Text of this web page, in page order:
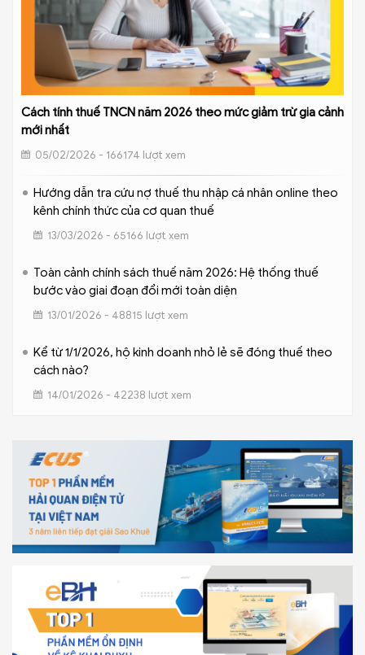
Cách tính thuế TNCN năm 2026 theo mức giảm trừ gia cảnh
mới nhất
05/02/2026 - 166174 lượt xem
Hướng dẫn tra cứu nợ thuế thu nhập cá nhân online theo
kênh chính thức của cơ quan thuế
13/03/2026 - 65166 lượt xem
Toàn cảnh chính sách thuế năm 2026: Hệ thống thuế
bước vào giai đoạn đổi mới toàn diện
13/01/2026 - 48815 lượt xem
Kể từ 1/1/2026, hộ kinh doanh nhỏ lẻ sẽ đóng thuế theo
cách nào?
14/01/2026 - 42238 lượt xem